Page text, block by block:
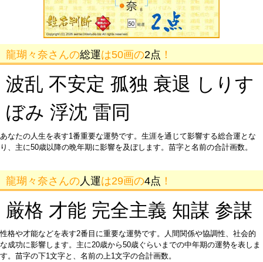
龍瑚々奈さんの総運は50画の2点 ！
波乱 不安定 孤独 衰退 しりす
ぼみ 浮沈 雷同
あなたの人生を表す1番重要な運勢です。生涯を通じて影響する総合運とな
り、主に50歳以降の晩年期に影響を及ぼします。苗字と名前の合計画数。
龍瑚々奈さんの 人運は29画の4点 ！
厳格 才能 完全主義 知謀 参謀
性格や才能などを表す2番目に重要な運勢です。人間関係や協調性、社会的
な成功に影響します。主に20歳から50歳ぐらいまでの中年期の運勢を表しま
す。苗字の下1文字と、名前の上1文字の合計画数。